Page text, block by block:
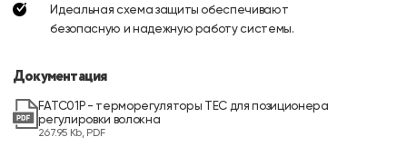
Идеальная схема защиты обеспечивают
безопасную и надежную работу системы.
Документация
FATC01P - терморегуляторы TEC для позиционера
регулировки волокна
267.95 Kb, PDF